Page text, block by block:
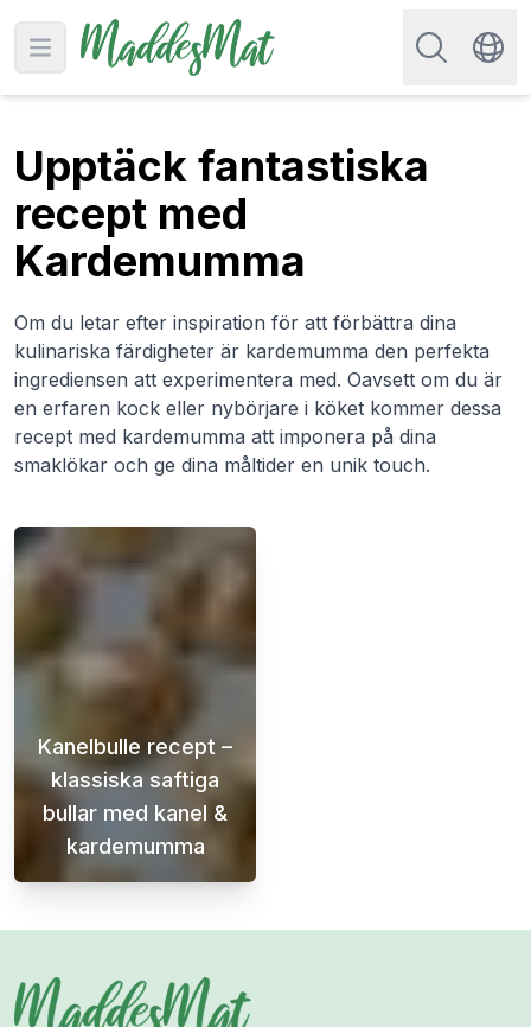
Open main menu
Sök efter
Upptäck fantastiska
recept med
Kardemumma
Om du letar efter inspiration för att förbättra dina
kulinariska färdigheter är kardemumma den perfekta
ingrediensen att experimentera med. Oavsett om du är
en erfaren kock eller nybörjare i köket kommer dessa
recept med kardemumma att imponera på dina
smaklökar och ge dina måltider en unik touch.
Kanelbulle recept –
klassiska saftiga
bullar med kanel &
kardemumma
Det här kanelbulle receptet är för dig